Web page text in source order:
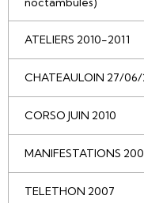
ATELIERS 2010-2011
CHATEAULOIN 27/06/
CORSO JUIN 2010
MANIFESTATIONS
TELETHON 2007